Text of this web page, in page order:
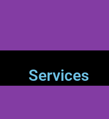
Services